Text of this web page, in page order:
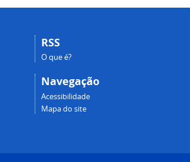
RSS
O que é?
Navegação
Acessibilidade
Mapa do site